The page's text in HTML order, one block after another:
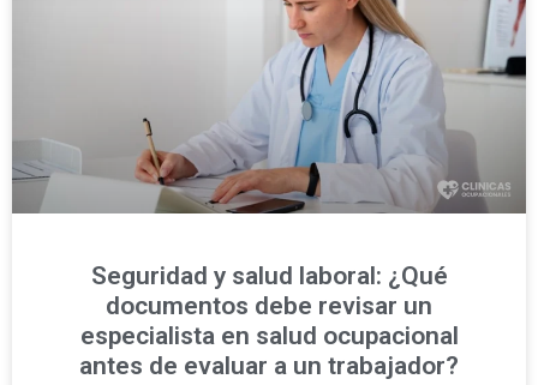
Seguridad y salud laboral: ¿Qué
documentos debe revisar un
especialista en salud ocupacional
antes de evaluar a un trabajador?